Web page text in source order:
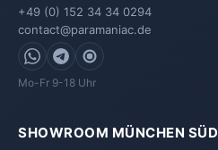
+49 (0) 152 34 34 0294
contact@paramaniac.de
WhatsApp
Telegram
Signal
Mo-Fr 9-18 Uhr
SHOWROOM MÜNCHEN SÜD